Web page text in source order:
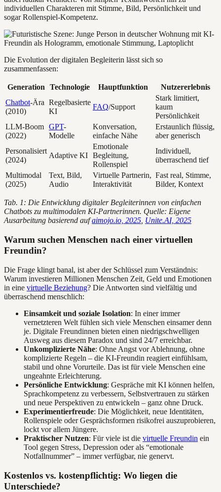
individuellen Charakteren mit Stimme, Bild, Persönlichkeit und
sogar Rollenspiel-Kompetenz.
Die Evolution der digitalen Begleiterin lässt sich so
zusammenfassen:
Generation Technologie Hauptfunktion
Nutzererlebnis
Chatbot-Ära
(2010)
Regelbasierte
KI
FAQ/Support
Stark limitiert,
kaum
Persönlichkeit
LLM-Boom
(2022)
GPT-
Modelle
Konversation,
einfache Nähe
Erstaunlich flüssig,
aber generisch
Personalisiert
(2024)
Adaptive KI
Emotionale
Begleitung,
Rollenspiel
Individuell,
überraschend tief
Multimodal
(2025)
Text, Bild,
Audio
Virtuelle Partnerin,
Interaktivität
Fast real, Stimme,
Bilder, Kontext
Tab. 1: Die Entwicklung digitaler Begleiterinnen von einfachen
Chatbots zu multimodalen KI-Partnerinnen. Quelle: Eigene
Ausarbeitung basierend aufaimojo.io, 2025 Unite.AI, 2025
Warum suchen Menschen nach einer virtuellen
Freundin?
Die Frage klingt banal, ist aber der Schlüssel zum Verständnis:
Warum investieren Millionen Menschen Zeit, Geld und Emotionen
in eine virtuelle Beziehung? Die Antworten sind vielfältig und
überraschend menschlich:
Einsamkeit und soziale Isolation: In einer immer
vernetzteren Welt fühlen sich viele Menschen einsamer denn
je. Digitale Freundinnen bieten einen niedrigschwelligen
Ausweg aus diesem Paradox und sind 24/7 erreichbar.
Unkomplizierte Nähe: Ohne Angst vor Ablehnung, ohne
komplizierte Regeln – die KI-Freundin reagiert einfühlsam,
stabil und ohne Vorurteile. Das ist für viele Menschen eine
ungeahnte Erleichterung.
Persönliche Entwicklung: Gespräche mit KI können helfen,
Sprachkompetenz zu verbessern, Selbstvertrauen zu stärken
und neue Perspektiven zu entwickeln – ganz ohne Druck.
Experimentierfreude: Die Möglichkeit, neue Identitäten,
Rollenspiele oder Gesprächsformen risikofrei auszuprobieren,
lockt vor allem Jüngere.
Praktischer Nutzen: Für viele ist die virtuelle Freundin ein
Tool gegen Stress, Depression oder als “emotionale
Notfallnummer” – immer verfügbar, nie genervt.
Kostenlos vs. kostenpflichtig: Wo liegen die
Unterschiede?